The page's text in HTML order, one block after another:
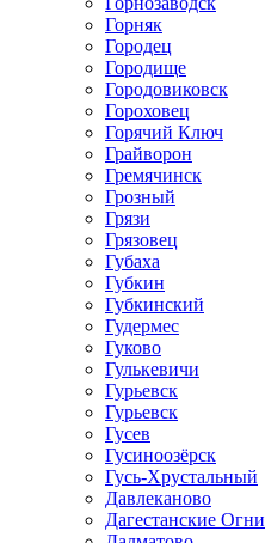
Горняк
Городец
Городище
Городовиковск
Гороховец
Горячий Ключ
Грайворон
Гремячинск
Грозный
Грязи
Грязовец
Губаха
Губкин
Губкинский
Гудермес
Гуково
Гулькевичи
Гурьевск
Гурьевск
Гусев
Гусиноозёрск
Гусь-Хрустальный
Давлеканово
Дагестанские Огни